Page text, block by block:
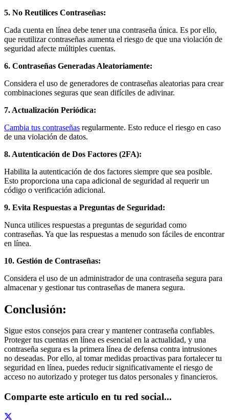
5. No Reutilices Contraseñas:
Cada cuenta en línea debe tener una contraseña única. Es por ello,
que reutilizar contraseñas aumenta el riesgo de que una violación de
seguridad afecte múltiples cuentas.
6. Contraseñas Generadas Aleatoriamente:
Considera el uso de generadores de contraseñas aleatorias para crear
combinaciones seguras que sean difíciles de adivinar.
7. Actualización Periódica:
Cambia tus contraseñas regularmente. Esto reduce el riesgo en caso
de una violación de datos.
8. Autenticación de Dos Factores (2FA):
Habilita la autenticación de dos factores siempre que sea posible.
Esto proporciona una capa adicional de seguridad al requerir un
código o verificación adicional.
9. Evita Respuestas a Preguntas de Seguridad:
Nunca utilices respuestas a preguntas de seguridad como
contraseñas. Ya que las respuestas a menudo son fáciles de encontrar
en línea.
10. Gestión de Contraseñas:
Considera el uso de un administrador de una contraseña segura para
almacenar y gestionar tus contraseñas de manera segura.
Conclusión:
Sigue estos consejos para crear y mantener contraseña confiables.
Proteger tus cuentas en línea es esencial en la actualidad, y una
contraseña segura es la primera línea de defensa contra intrusiones
no deseadas. Por ello, al tomar medidas proactivas para fortalecer tu
seguridad en línea, puedes reducir significativamente el riesgo de
acceso no autorizado y proteger tus datos personales y financieros.
Comparte este articulo en tu red social...